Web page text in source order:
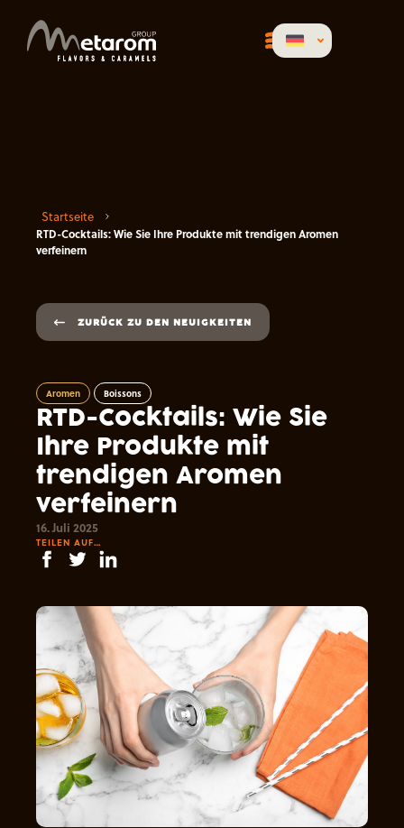
Startseite
RTD-Cocktails: Wie Sie Ihre Produkte mit trendigen Aromen
verfeinern
ZURÜCK ZU DEN NEUIGKEITEN
Aromen Boissons
RTD-Cocktails: Wie Sie
Ihre Produkte mit
trendigen Aromen
verfeinern
16. Juli 2025
TEILEN AUF…